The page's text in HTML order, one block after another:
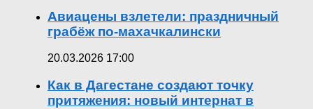
Авиацены взлетели: праздничный
грабёж по-махачкалински
20.03.2026 17:00
Как в Дагестане создают точку
притяжения: новый интернат в